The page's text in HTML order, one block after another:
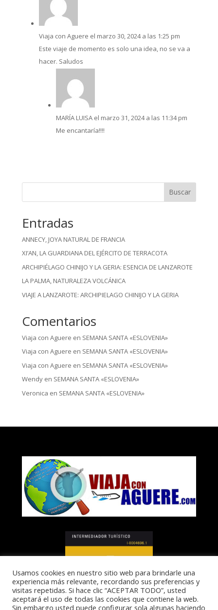
Viaja con Aguere el marzo 30, 2024 a las 1:25 pm
Este viaje de momento es solo una idea, no se va a
hacer. Saludos
MARÍA LUISA el marzo 31, 2024 a las 11:34 pm
Me encantaría!!!!
Buscar
Entradas
ANNECY, JOYA NATURAL DE FRANCIA
XI’AN, LA GUARDIANA DEL EJÉRCITO DE TERRACOTA
ARCHIPIÉLAGO CHINIJO Y LA GERIA: ESENCIA DE LANZAROTE
LA PALMA, NATURALEZA VOLCÁNICA
VIAJE A LANZAROTE: ARCHIPIELAGO CHINIJO Y LA GERIA
Comentarios
Viaja con Aguere en SEMANA SANTA «ESLOVENIA»
Viaja con Aguere en SEMANA SANTA «ESLOVENIA»
Viaja con Aguere en SEMANA SANTA «ESLOVENIA»
Wendyen SEMANA SANTA «ESLOVENIA»
Veronica en SEMANA SANTA «ESLOVENIA»
Usamos cookies en nuestro sitio web para brindarle una
experiencia más relevante, recordando sus preferencias y
visitas repetidas. Si hace clic “ACEPTAR TODO”, usted
aceptará el uso de todas las cookies que contiene la web.
Sin embargo usted puede configurar sola algunas haciendo